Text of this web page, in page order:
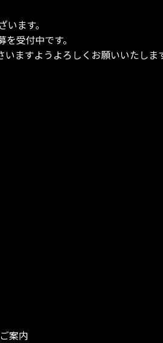
ます。
受付中です。
ますようよろしくお願いいたしま
案内